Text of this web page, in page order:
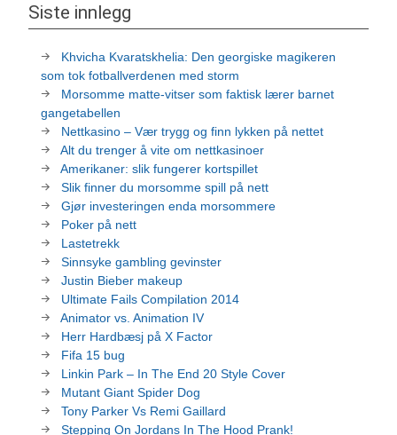
Siste innlegg
Khvicha Kvaratskhelia: Den georgiske magikeren
som tok fotballverdenen med storm
Morsomme matte-vitser som faktisk lærer barnet
gangetabellen
Nettkasino – Vær trygg og finn lykken på nettet
Alt du trenger å vite om nettkasinoer
Amerikaner: slik fungerer kortspillet
Slik finner du morsomme spill på nett
Gjør investeringen enda morsommere
Poker på nett
Lastetrekk
Sinnsyke gambling gevinster
Justin Bieber makeup
Ultimate Fails Compilation 2014
Animator vs. Animation IV
Herr Hardbæsj på X Factor
Fifa 15 bug
Linkin Park – In The End 20 Style Cover
Mutant Giant Spider Dog
Tony Parker Vs Remi Gaillard
Stepping On Jordans In The Hood Prank!